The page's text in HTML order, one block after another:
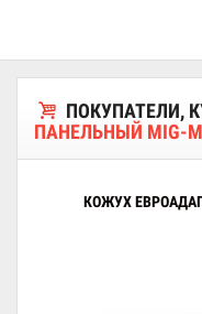
ПОКУПАТЕЛИ,
ПАНЕЛЬНЫЙ MIG-
КОЖУХ